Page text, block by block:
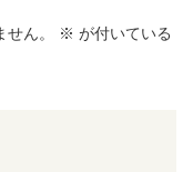
ん。 ※ が付いている